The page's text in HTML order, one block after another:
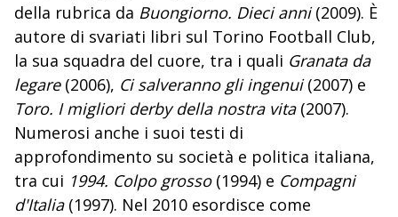
della rubrica da Buongiorno. Dieci anni(2009). È
autore di svariati libri sul Torino Football Club,
la sua squadra del cuore, tra i quali Granata da
legare(2006), Ci salveranno gli ingenui(2007) e
Toro. I migliori derby della nostra vita (2007).
Numerosi anche i suoi testi di
approfondimento su società e politica italiana,
tra cui 1994. Colpo grosso (1994) e Compagni
d'Italia(1997). Nel 2010 esordisce come